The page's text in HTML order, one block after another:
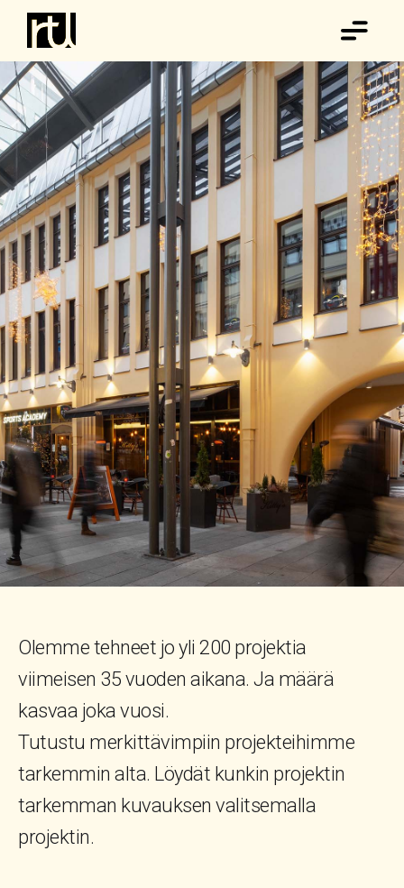
Olemme tehneet jo yli 200 projektia
viimeisen 35 vuoden aikana. Ja määrä
kasvaa joka vuosi.
Tutustu merkittävimpiin projekteihimme
tarkemmin alta. Löydät kunkin projektin
tarkemman kuvauksen valitsemalla
projektin.